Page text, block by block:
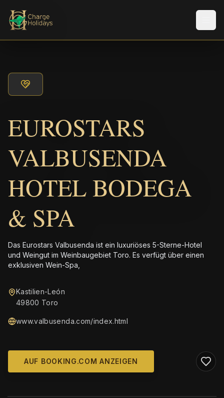
EUROSTARS
VALBUSENDA
HOTEL BODEGA
& SPA
Das Eurostars Valbusenda ist ein luxuriöses 5-Sterne-Hotel
und Weingut im Weinbaugebiet Toro. Es verfügt über einen
exklusiven Wein-Spa,
Kastilien-León
49800 Toro
www.valbusenda.com/index.html
AUF BOOKING.COM ANZEIGEN